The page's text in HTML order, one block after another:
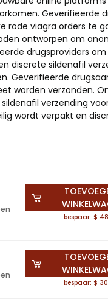
Geverifieerde
rode viagra orders te
ontworpen om
drugsproviders
discrete sildenafil
Geverifieerde
worden verzonden.
verzending
wordt verpakt en
bespaar: $
bespaar: $